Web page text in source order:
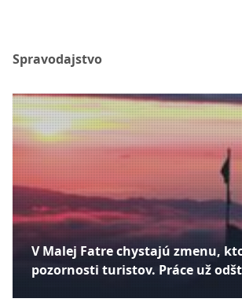
Spravodajstvo
V Malej Fatre chystajú zmenu,
pozornosti turistov. Práce už